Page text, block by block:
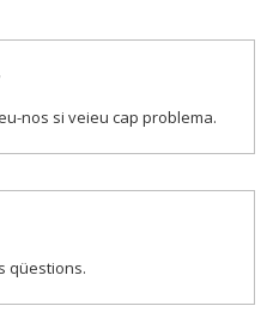
nos si veieu cap problema.
qüestions.